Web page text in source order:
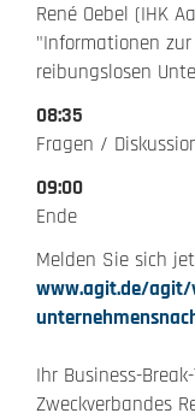
René Oebel (IHK
"Informationen
reibungslosen
08:35
Fragen /
09:00
Ende
Melden Sie sich
www.agit.de/agit/
Ihr Business-
Zweckverbandes